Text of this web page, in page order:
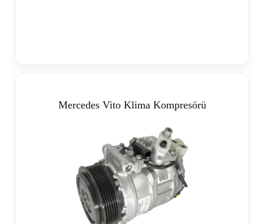
Mercedes Vito Klima Kompresörü